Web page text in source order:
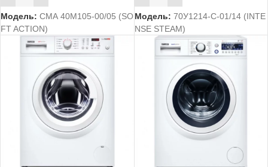
Модель: СМА 40М105-00/05 (SO
FT ACTION)
Модель: 70У1214-С-01/14 (INTE
NSE STEAM)